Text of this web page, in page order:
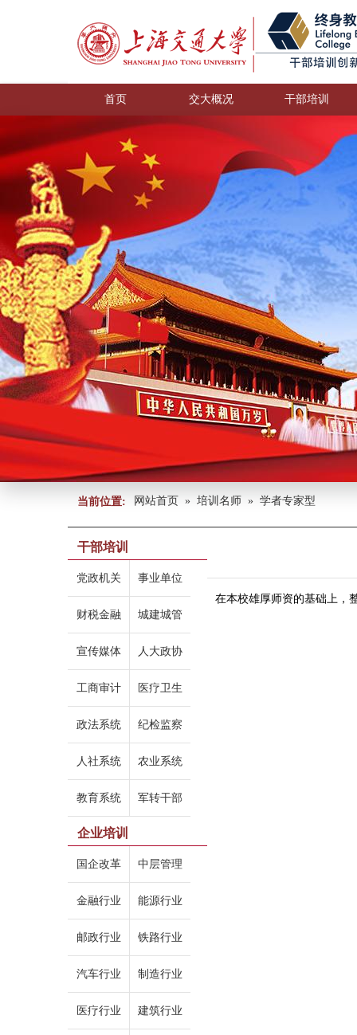
首页 交大概况 干部培训
当前位置: 网站首页 » 培训名师 » 学者专家型
干部培训
党政机关 事业单位
财税金融 城建城管
宣传媒体 人大政协
工商审计 医疗卫生
政法系统 纪检监察
人社系统 农业系统
教育系统 军转干部
企业培训
国企改革 中层管理
金融行业 能源行业
邮政行业 铁路行业
汽车行业 制造行业
医疗行业 建筑行业
在本校雄厚师资的基础上，